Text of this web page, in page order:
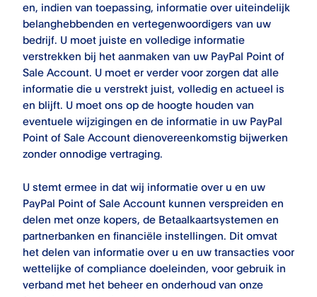
en, indien van toepassing, informatie over uiteindelijk
belanghebbenden en vertegenwoordigers van uw
bedrijf. U moet juiste en volledige informatie
verstrekken bij het aanmaken van uw PayPal Point of
Sale Account. U moet er verder voor zorgen dat alle
informatie die u verstrekt juist, volledig en actueel is
en blijft. U moet ons op de hoogte houden van
eventuele wijzigingen en de informatie in uw PayPal
Point of Sale Account dienovereenkomstig bijwerken
zonder onnodige vertraging.
U stemt ermee in dat wij informatie over u en uw
PayPal Point of Sale Account kunnen verspreiden en
delen met onze kopers, de Betaalkaartsystemen en
partnerbanken en financiële instellingen. Dit omvat
het delen van informatie over u en uw transacties voor
wettelijke of compliance doeleinden, voor gebruik in
verband met het beheer en onderhoud van onze